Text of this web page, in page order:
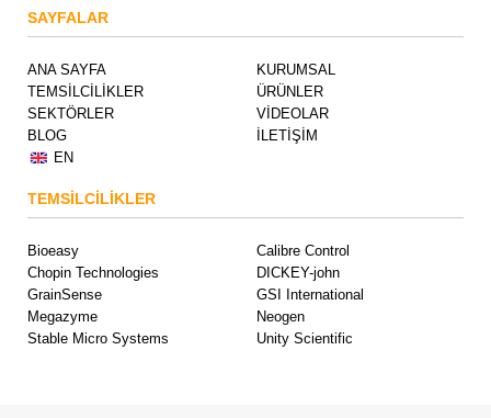
SAYFALAR
ANA SAYFA
KURUMSAL
TEMSİLCİLİKLER
ÜRÜNLER
SEKTÖRLER
VİDEOLAR
BLOG
İLETİŞİM
EN
TEMSİLCİLİKLER
Bioeasy
Calibre Control
Chopin Technologies
DICKEY-john
GrainSense
GSI International
Megazyme
Neogen
Stable Micro Systems
Unity Scientific